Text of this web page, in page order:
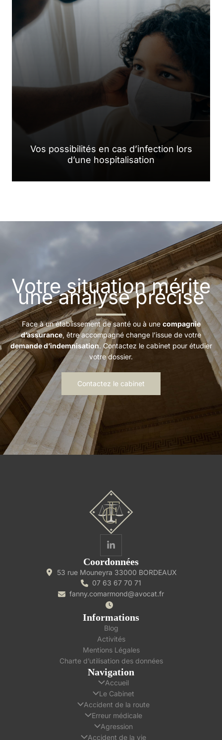
Vos possibilités en cas d’infection lors
d’une hospitalisation
Votre situation mérite
une analyse précise
Face à un établissement de santé ou à unecompagnie
d’assurance, être accompagné change l’issue de votre
demande d’indemnisation. Contactez le cabinet pour étudier
votre dossier.
Contactez le cabinet
Coordonnées
53 rue Mouneyra 33000 BORDEAUX
07 63 67 70 71
fanny.comarmond@avocat.fr
Informations
Blog
Activités
Mentions Légales
Charte d’utilisation des données
Navigation
Accueil
Le Cabinet
Accident de la route
Erreur médicale
Agression
Accident de la vie